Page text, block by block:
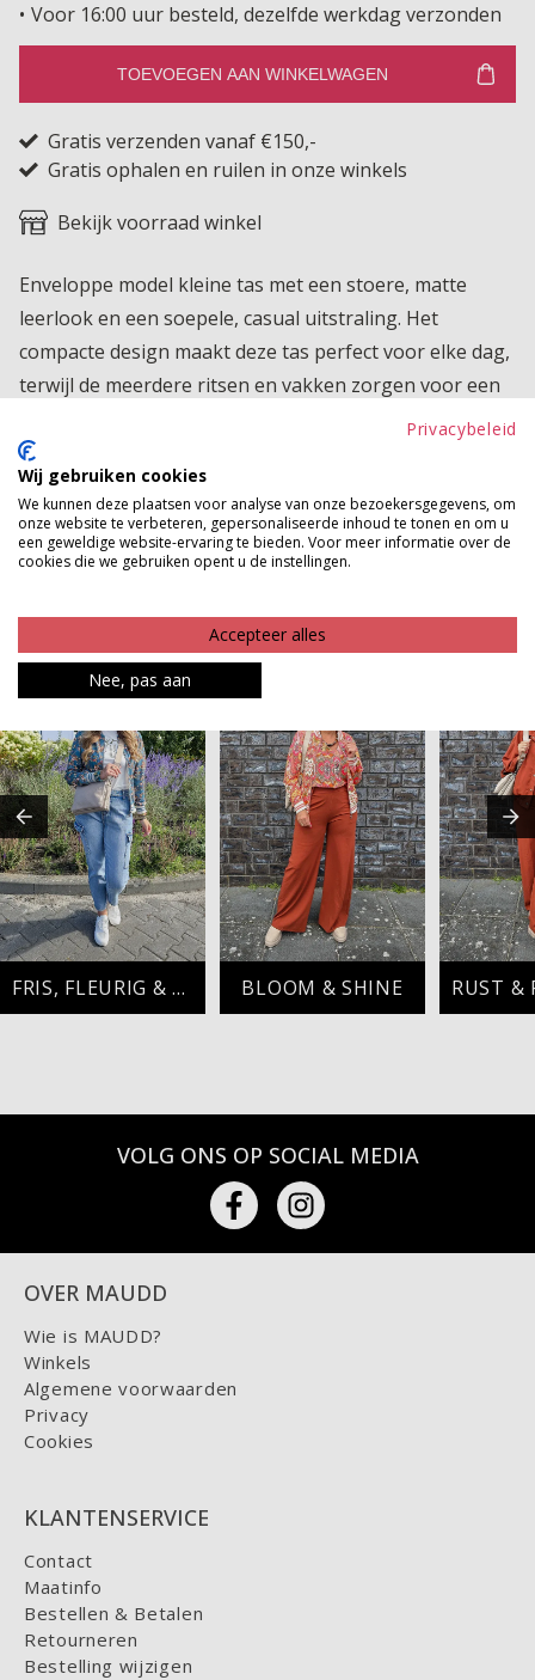
Voor 16:00 uur besteld, dezelfde werkdag verzonden
TOEVOEGEN AAN WINKELWAGEN
Gratis verzenden vanaf €150,-
Gratis ophalen en ruilen in onze winkels
Bekijk voorraad winkel
Enveloppe model kleine tas met een stoere, matte
leerlook en een soepele, casual uitstraling. Het
compacte design maakt deze tas perfect voor elke dag,
terwijl de meerdere ritsen en vakken zorgen voor een
superoverzichtelijke indeling van al je essentials. Draag
hem als crossbody of over de schouder en geniet van
een praktische én stijlvolle tas die moeiteloos bij iedere
outfit past.
Betaalinformatie
MAAK JE LOOK COMPLEET
FRIS, FLEURIG & FASHIONABLE BLOOM & SHINE
VOLG ONS OP SOCIAL MEDIA
OVER MAUDD
Wie is MAUDD?
Winkels
Algemene voorwaarden
Privacy
Cookies
KLANTENSERVICE
Contact
Maatinfo
Bestellen & Betalen
Retourneren
Bestelling wijzigen
Privacybeleid
Wij gebruiken cookies
We kunnen deze plaatsen voor analyse van onze bezoekersgegevens, om
onze website te verbeteren, gepersonaliseerde inhoud te tonen en om u
een geweldige website-ervaring te bieden. Voor meer informatie over de
cookies die we gebruiken opent u de instellingen.
Accepteer alles
Nee, pas aan